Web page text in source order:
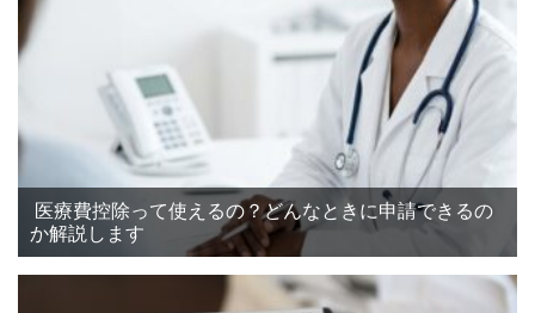
医療費控除って使えるの？どんなときに申請できるの
か解説します